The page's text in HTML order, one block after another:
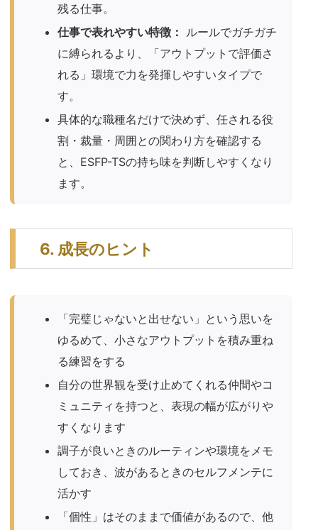
残る仕事。
仕事で表れやすい特徴： ルールでガチガチ
に縛られるより、「アウトプットで評価さ
れる」環境で力を発揮しやすいタイプで
す。
具体的な職種名だけで決めず、任される役
割・裁量・周囲との関わり方を確認する
と、ESFP-TSの持ち味を判断しやすくなり
ます。
6. 成長のヒント
「完璧じゃないと出せない」という思いを
ゆるめて、小さなアウトプットを積み重ね
る練習をする
自分の世界観を受け止めてくれる仲間やコ
ミュニティを持つと、表現の幅が広がりや
すくなります
調子が良いときのルーティンや環境をメモ
しておき、波があるときのセルフメンテに
活かす
「個性」はそのままで価値があるので、他